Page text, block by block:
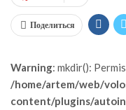
Поделиться
Warning: mkdir():
/home/artem/web/
content/plugins/